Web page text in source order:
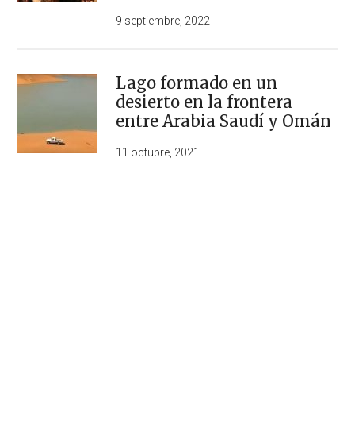
9 septiembre, 2022
Lago formado en un
desierto en la frontera
entre Arabia Saudí y Omán
11 octubre, 2021